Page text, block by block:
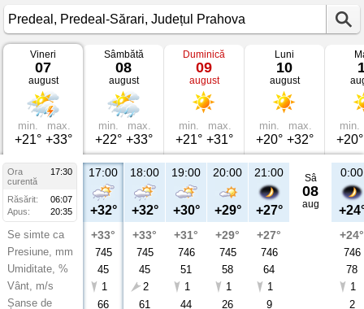
Vremea
Predeal
Predeal-
Sărari,
Județul
Prahova
Vineri
07
august
min.
+21°
max.
+33°
Sâmbătă
08
august
min.
+22°
max.
+33°
Duminică
09
august
min.
+21°
max.
+31°
Luni
10
august
min.
+20°
max.
+32°
min.
+20°
Ora
17:30
curentă
Răsărit:
06:07
Apus:
20:35
Se simte ca
Presiune, mm
Umiditate, %
Vânt, m/s
Șanse de
17:00
+32°
+33°
745
45
1
66
18:00
+32°
+33°
745
45
2
61
19:00
+30°
+31°
746
51
1
44
20:00
+29°
+29°
745
58
1
26
21:00
+27°
+27°
746
64
1
9
Sâ
08
aug
0:00
+24°
746
78
1
2